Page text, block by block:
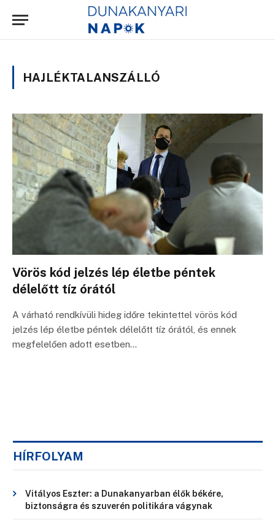
HAJLÉKTALANSZÁLLÓ
Vörös kód jelzés lép életbe péntek
délelőtt tíz órától
A várható rendkívüli hideg időre tekintettel vörös kód
jelzés lép életbe péntek délelőtt tíz órától, és ennek
megfelelően adott esetben…
HÍRFOLYAM
Vitályos Eszter: a Dunakanyarban élők békére,
biztonságra és szuverén politikára vágynak